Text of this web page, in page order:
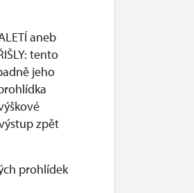
aneb
tento
jeho
zpět
prohlídek